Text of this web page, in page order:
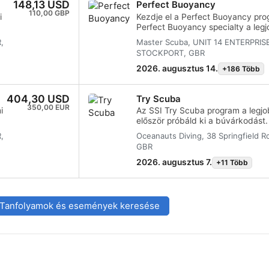
148,13 USD
110,00 GBP
Perfect Buoyancy
Kezdje el a Perfect Buoyancy
Perfect Buoyancy specialty a
hogy javítsa a felhajtóerejét, és
minden merülésből.A felhajtóerő
búvárkodási készség, de
hogy a tökéletesítéshez időre van
Buoyancy specialty megtanít a
elsajátíthatod a felhajtóerődet, és
búvárkalandokat élvezhetsz.
programban olyan új
helyzetben működnek. a
megszerezheted az SSI Perfect
minősítést. A jobb felhajtóerő-
könnyedén lebeghetsz, és
fotókat, amelyekről álmodsz!
Master Scuba, UNIT 14
STOCKPORT, GBR
2026. augusztus 14. +186 Több
404,30 USD
350,00 EUR
Try Scuba
Az SSI Try Scuba program a
először próbáld ki a
oktatód jól vigyáz rád, így
felejthetetlen lélegzetvételeket a
megtapasztalhatod a búvárkodás
tanfolyam végén ki fogod
elismerő kártyádat, és
Oceanauts Diving, 38 Springfield
GBR
2026. augusztus 7. +11 Több
Tanfolyamok és események keresése